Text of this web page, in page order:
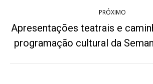
PRÓXIMO
Próximo
post:
Apresentações teatrais e
programação cultural da